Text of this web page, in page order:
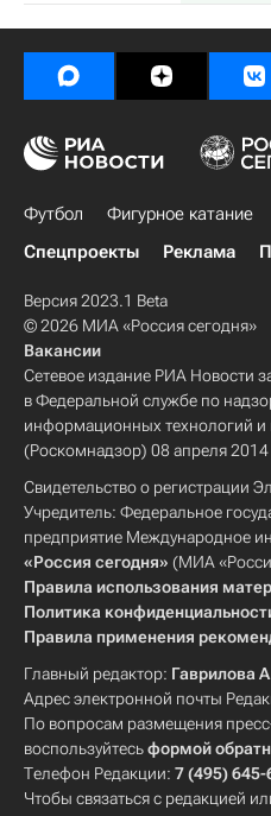
Футбол Фигурное катание
Спецпроекты
Реклама
Версия 2023.1 Beta
© 2026 МИА «Россия сегодня»
Вакансии
Сетевое издание РИА Новости
в Федеральной службе по
информационных технологий
(Роскомнадзор) 08 апреля 2014
Свидетельство о регистрации
Учредитель: Федеральное
предприятие Международное
«Россия сегодня» (МИА
Правила использования
Политика
Правила применения
Главный редактор: Гаврилова
Адрес электронной почты
По вопросам размещения
воспользуйтесьформой
Телефон Редакции: 7 (495) 645-
Чтобы связаться с редакцией